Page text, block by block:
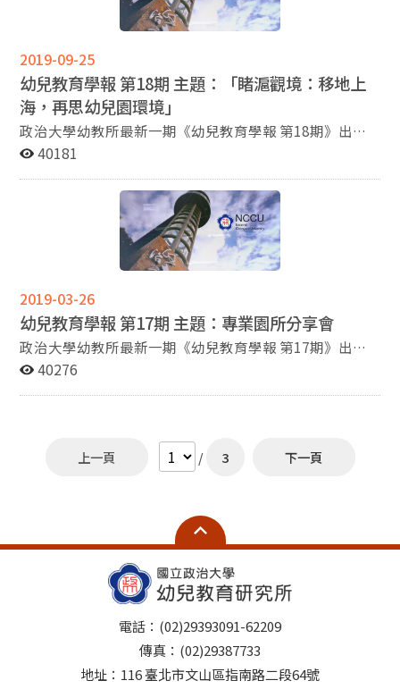
2019-09-25
幼兒教育學報 第18期 主題：「睹滬觀境：移地上
海，再思幼兒園環境」
政治大學幼教所最新一期《幼兒教育學報 第18期》出爐
囉～ 本期主題：「睹滬觀境：移地上海，再思幼兒園環
為徐匯區的中山幼兒園 、黃浦區的思南路幼兒園及海粟幼
中山幼兒園為主要參照與討論的對象，從對環境與生活流
程的觀照出發，深思幼兒教育的本質。
40181
2019-03-26
幼兒教育學報 第17期 主題：專業園所分享會
政治大學幼教所最新一期《幼兒教育學報 第17期》出爐
囉～ 本期主題：『專業園所分享會 』 政大幼教所於
分享，從課程發展到園所經營如何結合在地、深入在地，
甚至深耕在地，以下整理報導。
40276
上一頁 / 3 下一頁
電話：(02)29393091-62209
傳真：(02)29387733
地址：116 臺北市文山區指南路二段64號